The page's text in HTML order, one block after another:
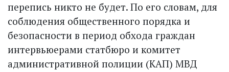
перепись никто не будет. По его словам, для
соблюдения общественного порядка и
безопасности в период обхода граждан
интервьюерами статбюро и комитет
административной полиции (КАП) МВД